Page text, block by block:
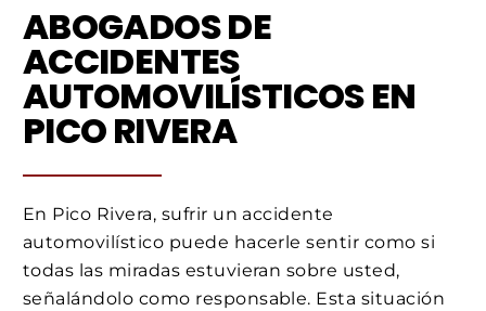
ABOGADOS DE
ACCIDENTES
AUTOMOVILÍSTICOS EN
PICO RIVERA
En Pico Rivera, sufrir un accidente
automovilístico puede hacerle sentir como si
todas las miradas estuvieran sobre usted,
señalándolo como responsable. Esta situación